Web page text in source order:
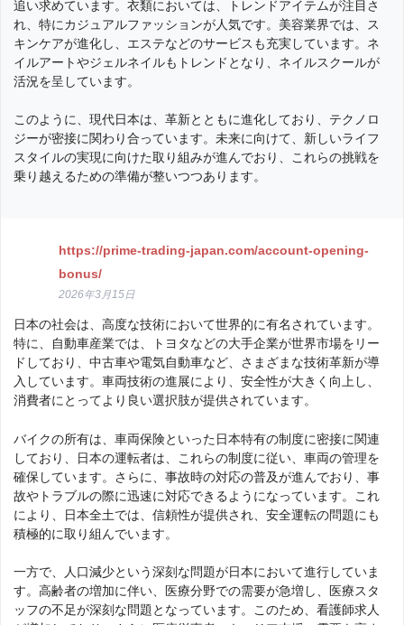
追い求めています。衣類においては、トレンドアイテムが注目さ
れ、特にカジュアルファッションが人気です。美容業界では、ス
キンケアが進化し、エステなどのサービスも充実しています。ネ
イルアートやジェルネイルもトレンドとなり、ネイルスクールが
活況を呈しています。
このように、現代日本は、革新とともに進化しており、テクノロ
ジーが密接に関わり合っています。未来に向けて、新しいライフ
スタイルの実現に向けた取り組みが進んでおり、これらの挑戦を
乗り越えるための準備が整いつつあります。
https://prime-trading-japan.com/account-opening-
bonus/
2026年3月15日
日本の社会は、高度な技術において世界的に有名されています。
特に、自動車産業では、トヨタなどの大手企業が世界市場をリー
ドしており、中古車や電気自動車など、さまざまな技術革新が導
入しています。車両技術の進展により、安全性が大きく向上し、
消費者にとってより良い選択肢が提供されています。
バイクの所有は、車両保険といった日本特有の制度に密接に関連
しており、日本の運転者は、これらの制度に従い、車両の管理を
確保しています。さらに、事故時の対応の普及が進んでおり、事
故やトラブルの際に迅速に対応できるようになっています。これ
により、日本全土では、信頼性が提供され、安全運転の問題にも
積極的に取り組んでいます。
一方で、人口減少という深刻な問題が日本において進行していま
す。高齢者の増加に伴い、医療分野での需要が急増し、医療スタ
ッフの不足が深刻な問題となっています。このため、看護師求人